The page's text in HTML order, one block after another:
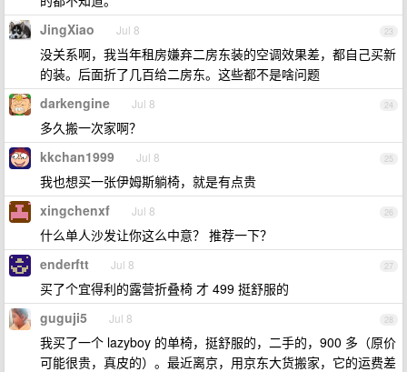
23
JingXiao Jul 8
没关系啊，我当年租房嫌弃二房东装的空调效果差，都自己买新
的装。后面折了几百给二房东。这些都不是啥问题
24
darkengine Jul 8
多久搬一次家啊？
25
kkchan1999 Jul 8
我也想买一张伊姆斯躺椅，就是有点贵
26
xingchenxf Jul 8
什么单人沙发让你这么中意？ 推荐一下？
27
enderftt Jul 8
买了个宜得利的露营折叠椅 才 499 挺舒服的
28
guguji5 Jul 8
我买了一个 lazyboy 的单椅，挺舒服的，二手的，900 多（原价
可能很贵，真皮的）。最近离京，用京东大货搬家，它的运费差